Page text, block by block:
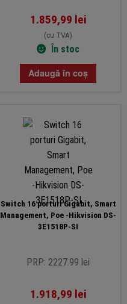
1.859,99 lei
(cu TVA)
În stoc
Adaugă în coș
Switch 16 porturi Gigabit, Smart
Management, Poe -Hikvision DS-
3E1518P-SI
PRP: 2227.99 lei
1.918,99 lei